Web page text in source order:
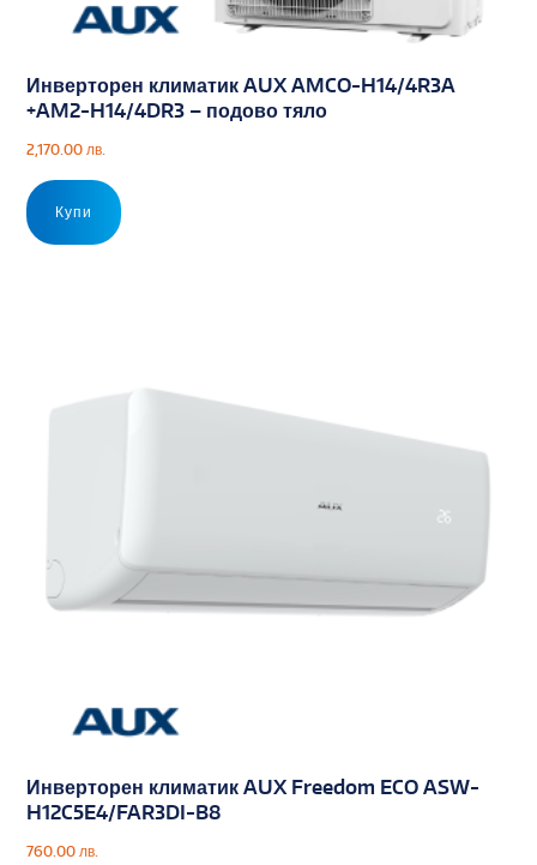
Инверторен климатик AUX AMCO-H14/4R3A
+AM2-H14/4DR3 – подово тяло
2,170.00лв.
Купи
Инверторен климатик AUX Freedom ECO ASW-
H12C5E4/FAR3DI-B8
760.00лв.